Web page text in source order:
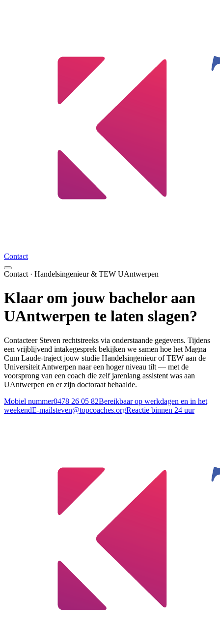
Contact
Contact · Handelsingenieur & TEW UAntwerpen
Klaar om jouw bachelor aan
UAntwerpen te laten slagen?
Contacteer Steven rechtstreeks via onderstaande gegevens. Tijdens
een vrijblijvend intakegesprek bekijken we samen hoe het Magna
Cum Laude-traject jouw studie Handelsingenieur of TEW aan de
Universiteit Antwerpen naar een hoger niveau tilt — met de
voorsprong van een coach die zelf jarenlang assistent was aan
UAntwerpen en er zijn doctoraat behaalde.
Mobiel nummer0478 26 05 82Bereikbaar op werkdagen en in het
weekendE-mailsteven@topcoaches.orgReactie binnen 24 uur